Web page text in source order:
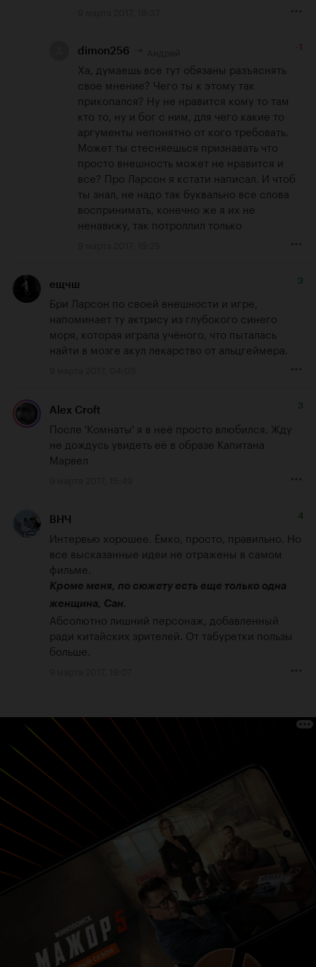
dimon256 -1
Ха, думаешь все тут обязаны разъяснять
свое мнение? Чего ты к этому так
прикопался? Ну не нравится кому то там
кто то, ну и бог с ним, для чего какие то
аргументы непонятно от кого требовать.
Может ты стесняешься признавать что
просто внешность может не нравится и
все? Про Ларсон я кстати написал. И чтоб
ты знал, не надо так буквально все слова
воспринимать, конечно же я их не
ненавижу, так потроллил только
ещчш 3
Бри Ларсон по своей внешности и игре,
напоминает ту актрису из глубокого синего
моря, которая играла учёного, что пыталась
найти в мозге акул лекарство от альцгеймера.
Alex Croft 3
После 'Комнаты' я в неё просто влюбился. Жду
не дождусь увидеть её в образе Капитана
Марвел
ВНЧ 4
Интервью хорошее. Ёмко, просто, правильно. Но
все высказанные идеи не отражены в самом
Кроме меня, по сюжету есть еще только одна
женщина, Сан.
Абсолютно лишний персонаж, добавленный
ради китайских зрителей. От табуретки пользы
больше.